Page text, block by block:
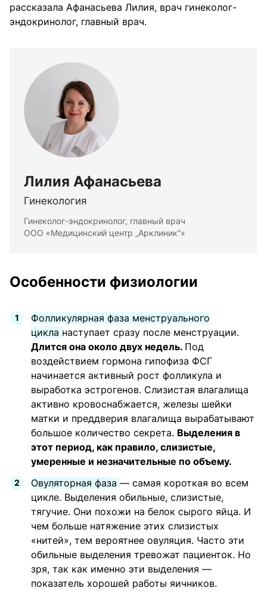
рассказала Афанасьева Лилия, врач гинеколог-
эндокринолог, главный врач.
Лилия Афанасьева
Гинекология
Гинеколог-эндокринолог, главный врач
ООО «Медицинский центр „Арклиник“»
Особенности физиологии
Фолликулярная фаза менструального
цикла наступает сразу после менструации.
Длится она около двух недель. Под
воздействием гормона гипофиза ФСГ
начинается активный рост фолликула и
выработка эстрогенов. Слизистая влагалища
активно кровоснабжается, железы шейки
матки и преддверия влагалища вырабатывают
большое количество секрета. Выделения в
этот период, как правило, слизистые,
умеренные и незначительные по объему.
Овуляторная фаза — самая короткая во всем
цикле. Выделения обильные, слизистые,
тягучие. Они похожи на белок сырого яйца. И
чем больше натяжение этих слизистых
«нитей», тем вероятнее овуляция. Часто эти
обильные выделения тревожат пациенток. Но
зря, так как именно эти выделения —
показатель хорошей работы яичников.